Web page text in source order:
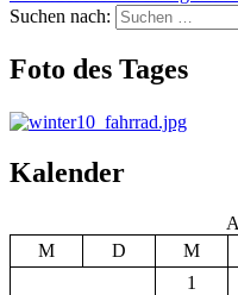
Suchen nach:
Foto des Tages
Kalender
M
D M
1